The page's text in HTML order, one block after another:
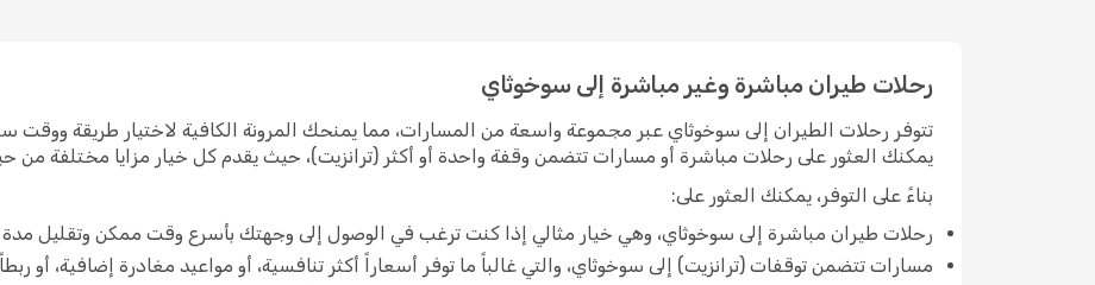
رحلات طيران مباشرة وغير مباشرة إلى سوخوثاي
تتوفر رحلات الطيران إلى سوخوثاي عبر مجموعة واسعة من المسارات، مما يمنحك المرونة الكافية لاختيار طريقة ووقت
يمكنك العثور على رحلات مباشرة أو مسارات تتضمن وقفة واحدة أو أكثر (ترانزيت)، حيث يقدم كل خيار مزايا مختلفة من
بناءً على التوفر، يمكنك العثور على:
رحلات طيران مباشرة إلى سوخوثاي، وهي خيار مثالي إذا كنت ترغب في الوصول إلى وجهتك بأسرع وقت ممكن وتقليل
مسارات تتضمن توقفات (ترانزيت) إلى سوخوثاي، والتي غالباً ما توفر أسعاراً أكثر تنافسية، أو مواعيد مغادرة إضافية، أو